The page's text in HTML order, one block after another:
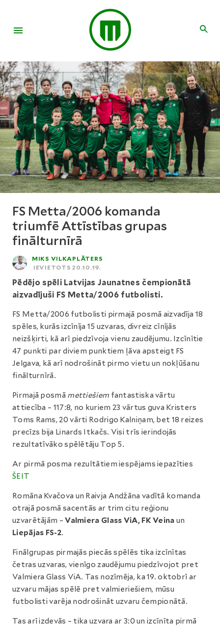
FS Metta/2006 komanda
triumfē Attīstības grupas
finālturnīrā
MIKS VILKAPLĀTERS
IEVIETOTS 20.10.19.
Pēdējo spēli Latvijas Jaunatnes čempionātā
aizvadījuši FS Metta/2006 futbolisti.
FS Metta/2006 futbolisti pirmajā posmā aizvadīja 18
spēles, kurās izcīnīja 15 uzvaras, divreiz cīnījās
neizšķirti, kā arī piedzīvoja vienu zaudējumu. Izcīnītie
47 punkti par diviem punktiem ļāva apsteigt FS
Jelgava, kā arī nodrošināt pirmo vietu un nokļūšanu
finālturnīrā.
Pirmajā posmā mettiešiem fantastiska vārtu
attiecība – 117:8, no kuriem 23 vārtus guva Kristers
Toms Rams, 20 vārti Rodrigo Kalniņam, bet 18 reizes
precīzs bija Linards Itkačs. Visi trīs ierindojās
rezultatīvāko spēlētāju Top 5.
Ar pirmā posma rezultātiem iespējams iepazīties
ŠEIT
Romāna Kvačova un Raivja Andžāna vadītā komanda
otrajā posmā sacentās ar trim citu reģionu
uzvarētājām –Valmiera Glass ViA, FK Veina un
Liepājas FS-2.
Finālgrupas pirmajās piecās spēlēs tika izcīnītas
četras uzvaras, vienīgo zaudējumu piedzīvojot pret
Valmiera Glass ViA. Tas nozīmēja, ka 19. oktobrī ar
uzvaru mājas spēlē pret valmieriešiem, mūsu
futbolisti varēja nodrošināt uzvaru čempionātā.
Tas arī izdevās – tika uzvara ar 3:0 un izcīnīta pirmā